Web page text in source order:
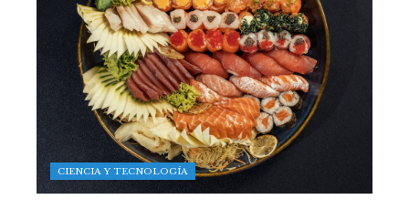
CIENCIA Y TECNOLOGÍA